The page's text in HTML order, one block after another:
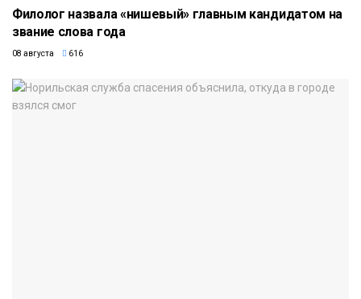
Филолог назвала «нишевый» главным кандидатом на
звание слова года
08 августа 616